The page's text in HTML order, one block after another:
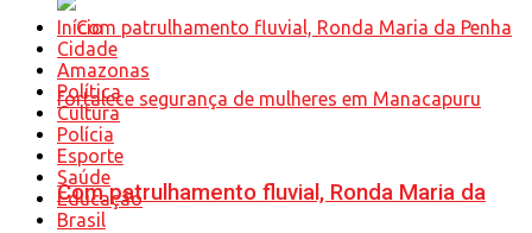
Com patrulhamento fluvial, Ronda Maria da
Início
Cidade
Amazonas
Política
Cultura
Polícia
Esporte
Saúde
Educação
Brasil